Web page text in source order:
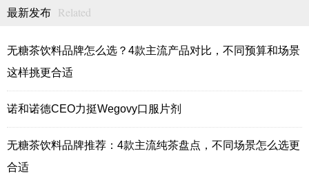
最新发布 Related
无糖茶饮料品牌怎么选？4款主流产品对比，不同预算和场景
这样挑更合适
诺和诺德CEO力挺Wegovy口服片剂
无糖茶饮料品牌推荐：4款主流纯茶盘点，不同场景怎么选更
合适